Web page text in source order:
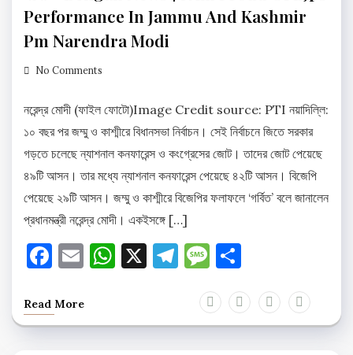
Performance In Jammu And Kashmir
Pm Narendra Modi
No Comments
নরেন্দ্র মোদী (ফাইল ফোটো)Image Credit source: PTI নয়াদিল্লি:
১০ বছর পর জম্মু ও কাশ্মীরে বিধানসভা নির্বাচন। সেই নির্বাচনে জিতে সরকার
গড়তে চলেছে ন্যাশনাল কনফারেন্স ও কংগ্রেসের জোট। তাদের জোট পেয়েছে
৪৯টি আসন। তার মধ্যে ন্যাশনাল কনফারেন্স পেয়েছে ৪২টি আসন। বিজেপি
পেয়েছে ২৯টি আসন। জম্মু ও কাশ্মীরে বিজেপির ফলাফলে ‘গর্বিত’ বলে জানালেন
প্রধানমন্ত্রী নরেন্দ্র মোদী। একইসঙ্গে […]
Facebook
EmailWhatsApp
X Telegram
Message
Read More